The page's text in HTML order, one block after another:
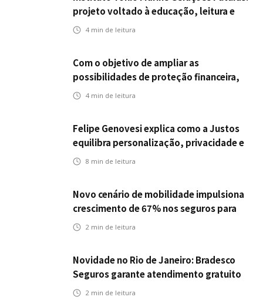
projeto voltado à educação, leitura e
empregabilidade
4 min de leitura
Com o objetivo de ampliar as
possibilidades de proteção financeira,
Icatu Seguros eleva capital segurado
4 min de leitura
Felipe Genovesi explica como a Justos
equilibra personalização, privacidade e
tecnologia
8 min de leitura
Novo cenário de mobilidade impulsiona
crescimento de 67% nos seguros para
veículos elétricos da Bradesco Seguros
2 min de leitura
Novidade no Rio de Janeiro: Bradesco
Seguros garante atendimento gratuito
na Ponte Rio-Niterói
2 min de leitura